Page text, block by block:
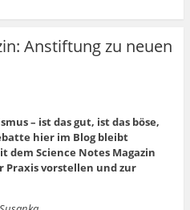
Anstiftung zu neuen
– ist das gut, ist das böse,
hier im Blog bleibt
Science Notes Magazin
Praxis vorstellen und zur